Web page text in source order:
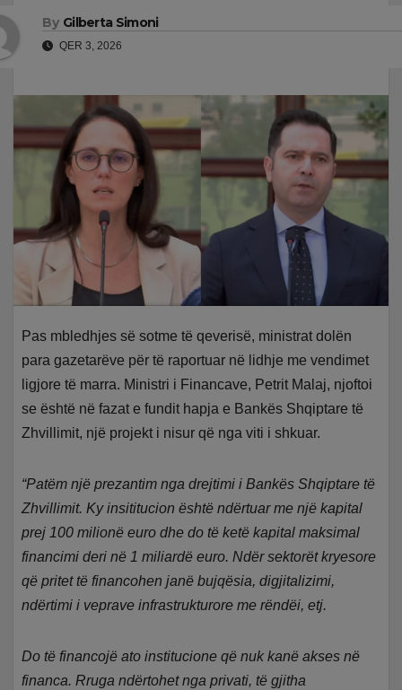
By Gilberta Simoni
QER 3, 2026
Pas mbledhjes së sotme të qeverisë, ministrat dolën
para gazetarëve për të raportuar në lidhje me vendimet
ligjore të marra. Ministri i Financave, Petrit Malaj, njoftoi
se është në fazat e fundit hapja e Bankës Shqiptare të
Zhvillimit, një projekt i nisur që nga viti i shkuar.
“Patëm një prezantim nga drejtimi i Bankës Shqiptare të
Zhvillimit. Ky insititucion është ndërtuar me një kapital
prej 100 milionë euro dhe do të ketë kapital maksimal
financimi deri në 1 miliardë euro. Ndër sektorët kryesore
që pritet të financohen janë bujqësia, digjitalizimi,
ndërtimi i veprave infrastrukturore me rëndëi, etj.
Do të financojë ato institucione që nuk kanë akses në
financa. Rruga ndërtohet nga privati, të gjitha